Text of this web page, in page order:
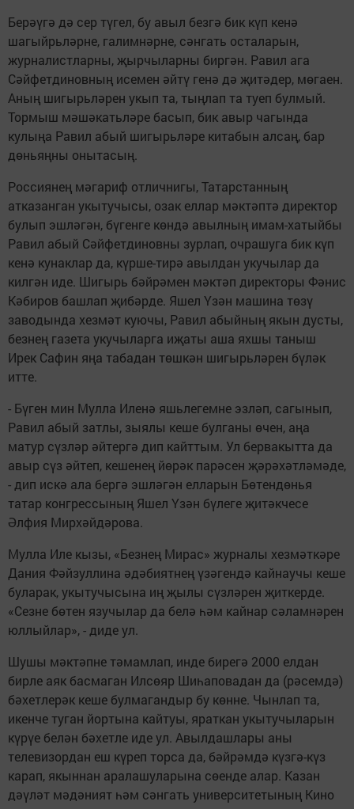
Берәүгә дә сер түгел, бу авыл безгә бик күп кенә
шагыйрьләрне, галимнәрне, сәнгать осталарын,
журналистларны, җырчыларны биргән. Равил ага
Сәйфетдиновның исемен әйтү генә дә җитәдер, мөгаен.
Аның шигырьләрен укып та, тыңлап та туеп булмый.
Тормыш мәшәкатьләре басып, бик авыр чагында
кулыңа Равил абый шигырьләре китабын алсаң, бар
дөньяңны онытасың.
Россиянең мәгариф отличнигы, Татарстанның
атказанган укытучысы, озак еллар мәктәптә директор
булып эшләгән, бүгенге көндә авылның имам-хатыйбы
Равил абый Сәйфетдиновны зурлап, очрашуга бик күп
кенә кунаклар да, күрше-тирә авылдан укучылар да
килгән иде. Шигырь бәйрәмен мәктәп директоры Фәнис
Кәбиров башлап җибәрде. Яшел Үзән машина төзү
заводында хезмәт куючы, Равил абыйның якын дус­ты,
безнең газета укучыларга иҗаты аша яхшы таныш
Ирек Сафин яңа табадан төшкән шигырьләрен бүләк
итте.
- Бүген мин Мулла Иленә яшьлегемне эзләп, сагынып,
Равил абый затлы, зыялы кеше булганы өчен, аңа
матур сүзләр әйтергә дип кайттым. Ул бервакытта да
авыр сүз әйтеп, кешенең йөрәк парәсен җәрәхәтләмәде,
- дип искә ала бергә эшләгән елларын Бөтендөнья
татар конгрессының Яшел Үзән бүлеге җитәкчесе
Әлфия Мирхәйдәрова.
Мулла Иле кызы, «Безнең Мирас» журналы хезмәткәре
Дания Фәйзуллина әдәбиятнең үзәгендә кайнаучы кеше
буларак, укытучысына иң җылы сүзләрен җиткерде.
«Сезне бөтен язучылар да белә һәм кайнар сәламнәрен
юллыйлар», - диде ул.
Шушы мәктәпне тәмамлап, инде бирегә 2000 елдан
бирле аяк басмаган Илсөяр Шиһаповадан да (рәсемдә)
бәхетлерәк кеше булмагандыр бу көнне. Чынлап та,
икенче туган йортына кайтуы, яраткан укытучыларын
күрүе белән бәхетле иде ул. Авылдашлары аны
телевизордан еш күреп торса да, бәйрәмдә күзгә-күз
карап, якыннан аралашуларына сөенде алар. Казан
дәүләт мәдәният һәм сәнгать университетының Кино